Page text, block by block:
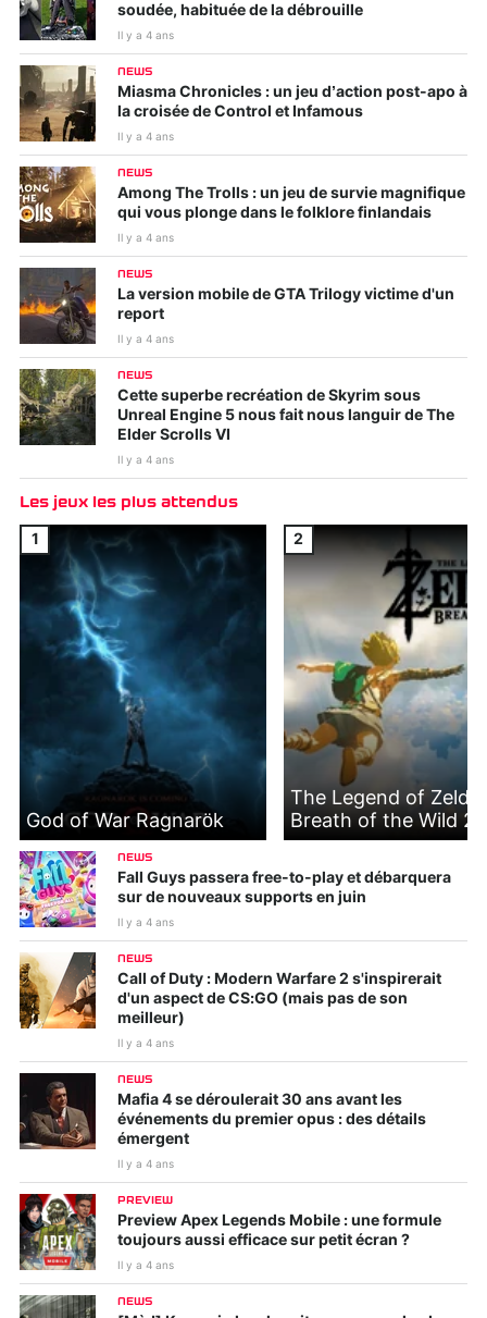
soudée, habituée de la débrouille
Il y a 4 ans
NEWS
Miasma Chronicles : un jeu d’action post-apo à
la croisée de Control et Infamous
Il y a 4 ans
NEWS
Among The Trolls : un jeu de survie magnifique
qui vous plonge dans le folklore finlandais
Il y a 4 ans
NEWS
La version mobile de GTA Trilogy victime d'un
report
Il y a 4 ans
NEWS
Cette superbe recréation de Skyrim sous
Unreal Engine 5 nous fait nous languir de The
Elder Scrolls VI
Il y a 4 ans
Les jeux les plus attendus
1
God of War Ragnarök
2
The Legend of Zelda
Breath of the Wild 2
NEWS
Fall Guys passera free-to-play et débarquera
sur de nouveaux supports en juin
Il y a 4 ans
NEWS
Call of Duty : Modern Warfare 2 s'inspirerait
d'un aspect de CS:GO (mais pas de son
meilleur)
Il y a 4 ans
NEWS
Mafia 4 se déroulerait 30 ans avant les
événements du premier opus : des détails
émergent
Il y a 4 ans
PREVIEW
Preview Apex Legends Mobile : une formule
toujours aussi efficace sur petit écran ?
Il y a 4 ans
NEWS